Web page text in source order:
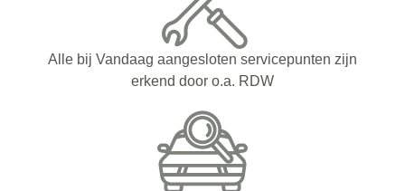
Alle bij Vandaag aangesloten servicepunten zijn
erkend door o.a. RDW